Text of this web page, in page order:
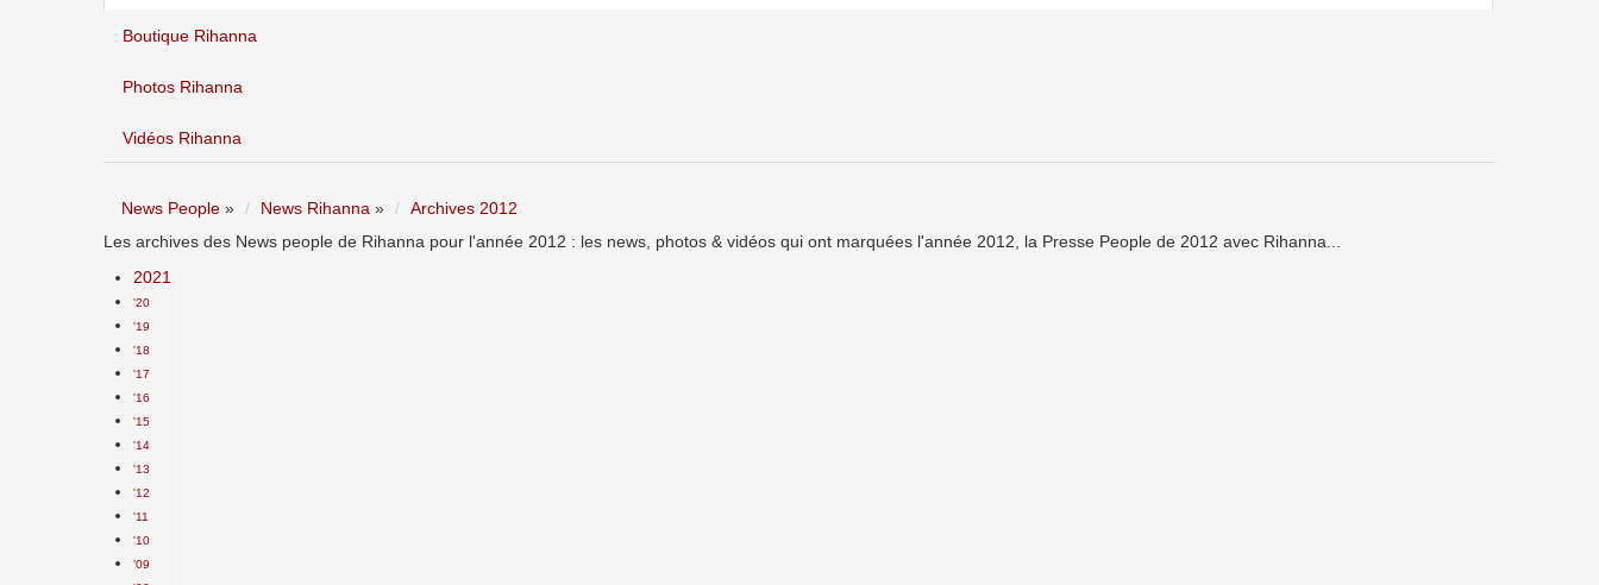
Boutique Rihanna
Photos Rihanna
Vidéos Rihanna
News People » News Rihanna »
Archives 2012
Les archives des News people de Rihanna pour l'année 2012 : les news, photos & vidéos qui ont marquées l'année 2012, la Presse People de 2012 avec Rihanna...
2021
'20
'19
'18
'17
'16
'15
'14
'13
'12
'11
'10
'09